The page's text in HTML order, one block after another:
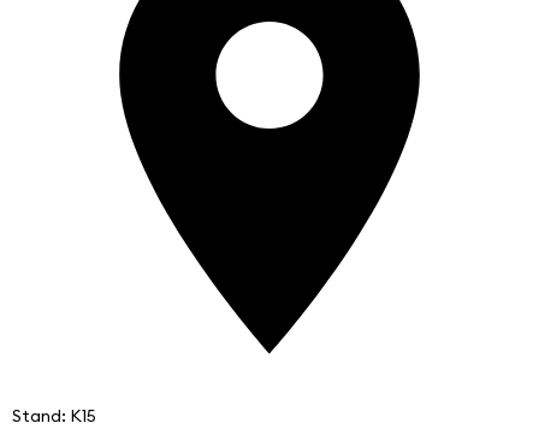
Stand: K15